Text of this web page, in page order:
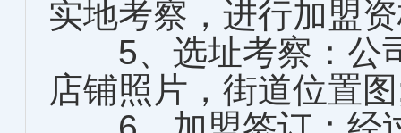
实地考察，进行加盟
5、选址考察：公
店铺照片，街道位置